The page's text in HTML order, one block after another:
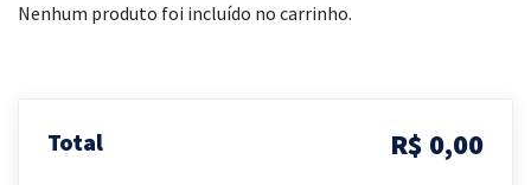
Nenhum produto foi incluído no carrinho.
Total R$ 0,00